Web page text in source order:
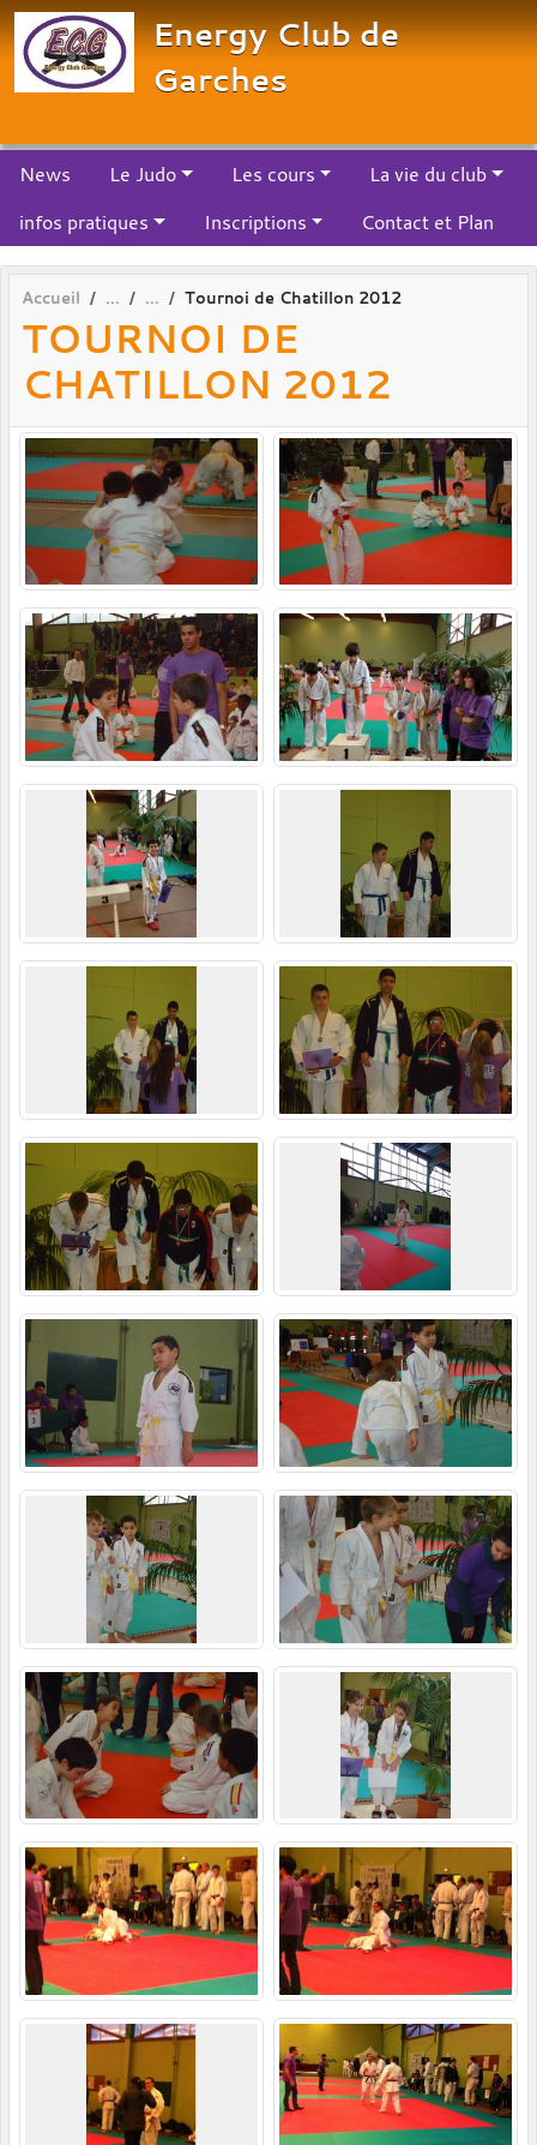
Energy Club de
Garches
News Le Judo Les cours
La vie du club
infos pratiques
Inscriptions Contact et Plan
Accueil Tournoi de Chatillon 2012
TOURNOI DE
CHATILLON 2012
Panneau de gestion des cookies